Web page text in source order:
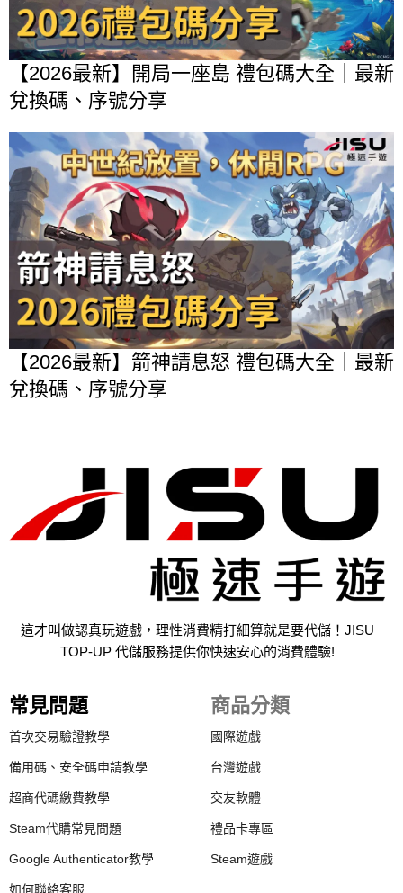
【2026最新】開局一座島 禮包碼大全｜最新
兌換碼、序號分享
【2026最新】箭神請息怒 禮包碼大全｜最新
兌換碼、序號分享
這才叫做認真玩遊戲，理性消費精打細算就是要代儲！JISU
TOP-UP 代儲服務提供你快速安心的消費體驗!
常見問題
首次交易驗證教學
備用碼、安全碼申請教學
超商代碼繳費教學
Steam代購常見問題
Google Authenticator教學
如何聯絡客服
商品分類
國際遊戲
台灣遊戲
交友軟體
禮品卡專區
Steam遊戲